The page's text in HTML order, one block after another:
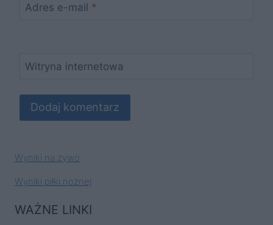
Adres e-mail *
Witryna internetowa
Wyniki na żywo
Wyniki piłki nożnej
WAŻNE LINKI